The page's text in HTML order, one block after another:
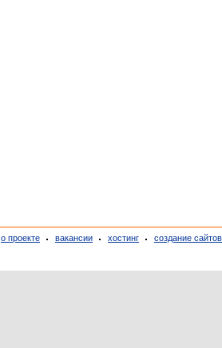
о проекте вакансии хостинг создание сайтов